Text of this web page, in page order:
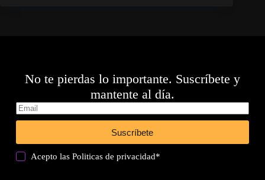
No te pierdas lo importante. Suscríbete y
mantente al día.
Suscríbete
Acepto lasPoliticas de privacidad*